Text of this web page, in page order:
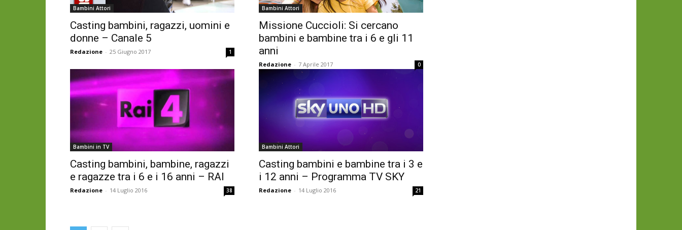
Bambini Attori
Casting bambini, ragazzi, uomini e
donne – Canale 5
Redazione - 25 Giugno 2017 1
Bambini Attori
Missione Cuccioli: Si cercano
bambini e bambine tra i 6 e gli 11
anni
Redazione - 7 Aprile 2017 0
Bambini in TV
Casting bambini, bambine, ragazzi
e ragazze tra i 6 e i 16 anni – RAI
Redazione - 14 Luglio 2016 38
Bambini Attori
Casting bambini e bambine tra i 3 e
i 12 anni – Programma TV SKY
Redazione - 14 Luglio 2016 21